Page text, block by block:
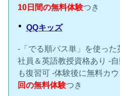
10日間の無料体験つき
QQキッズ
-「でる順パス単」を使っ
社員＆英語教授資格あり -
も復習可 -体験後に無料カ
回の無料体験つき